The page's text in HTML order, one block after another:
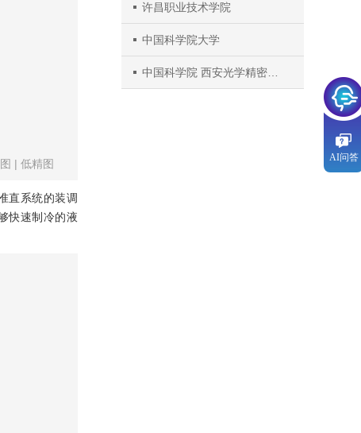
|低精图
直系统的装调
快速制冷的液
许昌职业技术学院
中国科学院大学
中国科学院 西安光学精密机械研究所
AI问答